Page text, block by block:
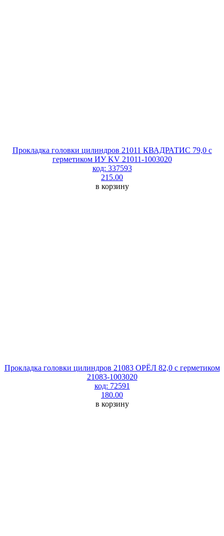
Прокладка головки цилиндров 21011 КВАДРАТИС 79,0 с
герметиком ИУ KV 21011-1003020
код: 337593
215.00
в корзину
Прокладка головки цилиндров 21083 ОРЁЛ 82,0 с герметиком
21083-1003020
код: 72591
180.00
в корзину